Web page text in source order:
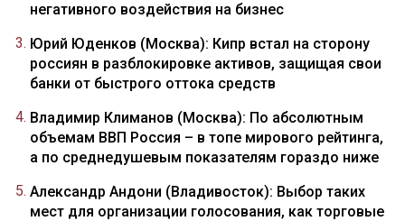
негативного воздействия на бизнес
Юрий Юденков (Москва): Кипр встал на сторону
россиян в разблокировке активов, защищая свои
банки от быстрого оттока средств
Владимир Климанов (Москва): По абсолютным
объемам ВВП Россия – в топе мирового рейтинга,
а по среднедушевым показателям гораздо ниже
Александр Андони (Владивосток): Выбор таких
мест для организации голосования, как торговые